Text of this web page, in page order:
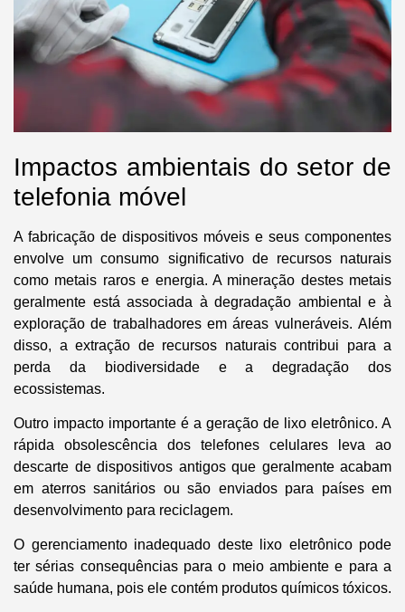
Impactos ambientais do setor de
telefonia móvel
A fabricação de dispositivos móveis e seus componentes
envolve um consumo significativo de recursos naturais
como metais raros e energia. A mineração destes metais
geralmente está associada à degradação ambiental e à
exploração de trabalhadores em áreas vulneráveis. Além
disso, a extração de recursos naturais contribui para a
perda da biodiversidade e a degradação dos
ecossistemas.
Outro impacto importante é a geração de lixo eletrônico. A
rápida obsolescência dos telefones celulares leva ao
descarte de dispositivos antigos que geralmente acabam
em aterros sanitários ou são enviados para países em
desenvolvimento para reciclagem.
O gerenciamento inadequado deste lixo eletrônico pode
ter sérias consequências para o meio ambiente e para a
saúde humana, pois ele contém produtos químicos tóxicos.